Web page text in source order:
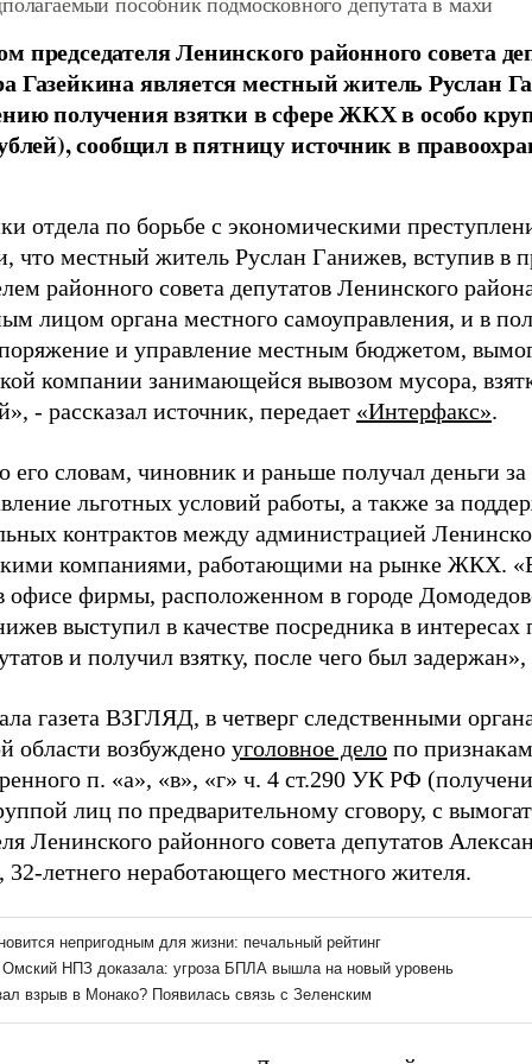
председателя Ленинского районного совета
Газейкина является местный житель Руслан
получения взятки в сфере ЖКХ в особо
сообщил в пятницу источник в
отдела по борьбе с экономическими
что местный житель Руслан Ганижев, вступив в
районного совета депутатов Ленинского
лицом органа местного самоуправления, и в
и управление местным бюджетом,
компании занимающейся вывозом мусора,
», - рассказал источник, передает «Интерфакс».
его словам, чиновник и раньше получал деньги
льготных условий работы, а также за
контрактов между администрацией
компаниями, работающими на рынке ЖКХ. «
офисе фирмы, расположенном в городе
выступил в качестве посредника в интересах
и получил взятку, после чего был
газета ВЗГЛЯД, в четверг следственными
области возбуждено уголовное дело по
п. «а», «в», «г» ч. 4 ст.290 УК РФ
лиц по предварительному сговору, с
Ленинского районного совета депутатов
32-летнего неработающего местного жителя.